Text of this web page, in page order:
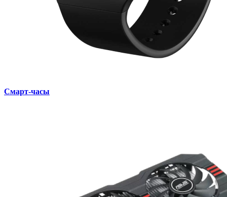
Смарт-часы